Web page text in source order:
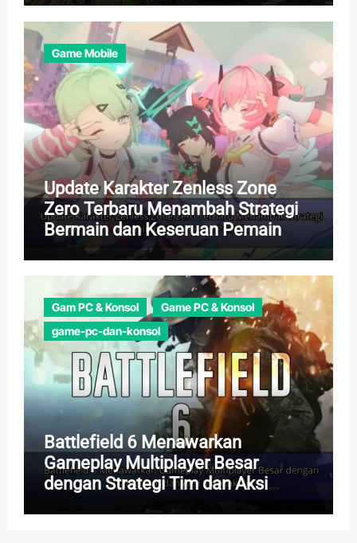
Game Mobile
Update Karakter Zenless Zone
Zero Terbaru Menambah Strategi
Bermain dan Keseruan Pemain
Gam PC & Konsol
Game PC & Konsol
game-pc-dan-konsol
Battlefield 6 Menawarkan
Gameplay Multiplayer Besar
dengan Strategi Tim dan Aksi